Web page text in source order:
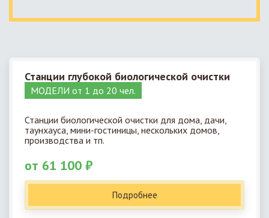
Станции глубокой биологической очистки
МОДЕЛИ от 1 до 20 чел.
Станции биологической очистки для дома, дачи,
таунхауса, мини-гостиницы, нескольких домов,
производства и тп.
от 61 100 ₽
Подробнее